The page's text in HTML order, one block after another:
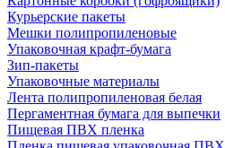
Курьерские пакеты
Мешки полипропиленовые
Упаковочная крафт-бумага
Зип-пакеты
Упаковочные материалы
Лента полипропиленовая белая
Пергаментная бумага для выпечки
Пищевая ПВХ пленка